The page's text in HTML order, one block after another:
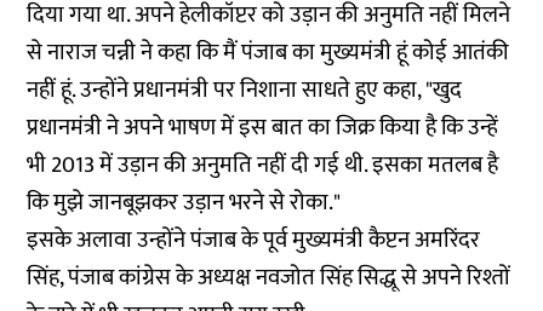
दिया गया था. अपने हेलीकॉप्टर को उड़ान की अनुमति नहीं मिलने
से नाराज चन्नी ने कहा कि मैं पंजाब का मुख्यमंत्री हूं कोई आतंकी
नहीं हूं. उन्होंने प्रधानमंत्री पर निशाना साधते हुए कहा, "खुद
प्रधानमंत्री ने अपने भाषण में इस बात का जिक्र किया है कि उन्हें
भी 2013 में उड़ान की अनुमति नहीं दी गई थी. इसका मतलब है
कि मुझे जानबूझकर उड़ान भरने से रोका."
इसके अलावा उन्होंने पंजाब के पूर्व मुख्यमंत्री कैप्टन अमरिंदर
सिंह, पंजाब कांग्रेस के अध्यक्ष नवजोत सिंह सिद्धू से अपने रिश्तों